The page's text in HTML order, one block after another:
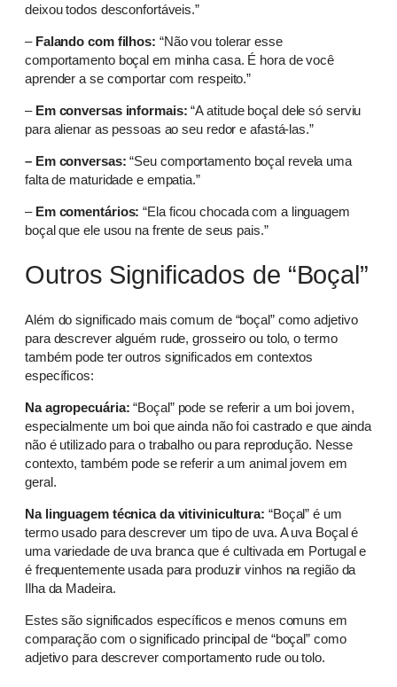
deixou todos desconfortáveis.”
– Falando com filhos: “Não vou tolerar esse
comportamento boçal em minha casa. É hora de você
aprender a se comportar com respeito.”
– Em conversas informais:“A atitude boçal dele só serviu
para alienar as pessoas ao seu redor e afastá-las.”
– Em conversas:“Seu comportamento boçal revela uma
falta de maturidade e empatia.”
– Em comentários:“Ela ficou chocada com a linguagem
boçal que ele usou na frente de seus pais.”
Outros Significados de “Boçal”
Além do significado mais comum de “boçal” como adjetivo
para descrever alguém rude, grosseiro ou tolo, o termo
também pode ter outros significados em contextos
específicos:
Na agropecuária: “Boçal” pode se referir a um boi jovem,
especialmente um boi que ainda não foi castrado e que ainda
não é utilizado para o trabalho ou para reprodução. Nesse
contexto, também pode se referir a um animal jovem em
geral.
Na linguagem técnica da vitivinicultura: “Boçal” é um
termo usado para descrever um tipo de uva. A uva Boçal é
uma variedade de uva branca que é cultivada em Portugal e
é frequentemente usada para produzir vinhos na região da
Ilha da Madeira.
Estes são significados específicos e menos comuns em
comparação com o significado principal de “boçal” como
adjetivo para descrever comportamento rude ou tolo.